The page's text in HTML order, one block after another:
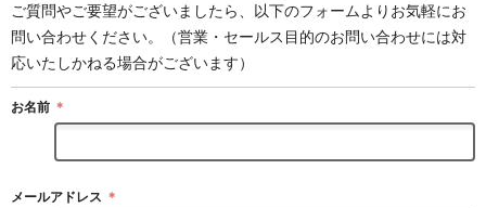
ご質問やご要望がございましたら、以下のフォームよりお気軽にお
問い合わせください。（営業・セールス目的のお問い合わせには対
応いたしかねる場合がございます）
お名前 ＊
メールアドレス ＊